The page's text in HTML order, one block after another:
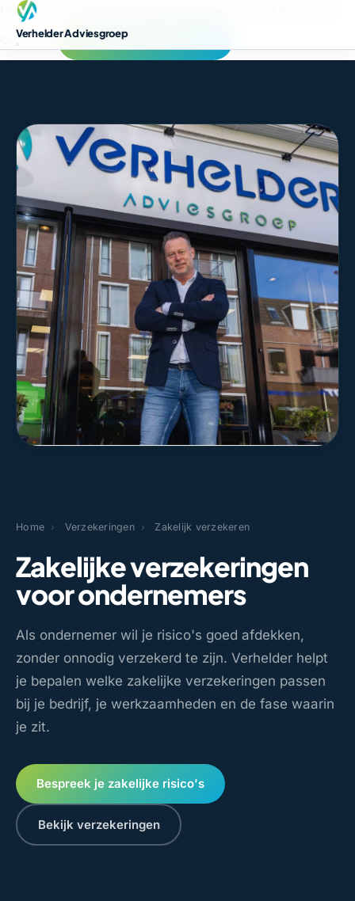
Verhelder Adviesgroep
Hypotheken
Over ons
Plan een kennismaking
Home › Verzekeringen › Zakelijk verzekeren
Zakelijke verzekeringen
voor ondernemers
Als ondernemer wil je risico's goed afdekken,
zonder onnodig verzekerd te zijn. Verhelder helpt
je bepalen welke zakelijke verzekeringen passen
bij je bedrijf, je werkzaamheden en de fase waarin
je zit.
Bespreek je zakelijke risico's
Bekijk verzekeringen